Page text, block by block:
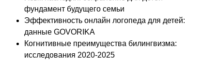
фундамент будущего семьи
Эффективность онлайн логопеда для детей:
данные GOVORIKA
Когнитивные преимущества билингвизма:
исследования 2020-2025